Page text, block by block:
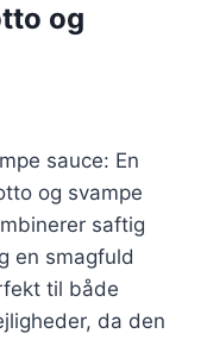
og
sauce: En
og svampe
saftig
en smagfuld
til både
da den